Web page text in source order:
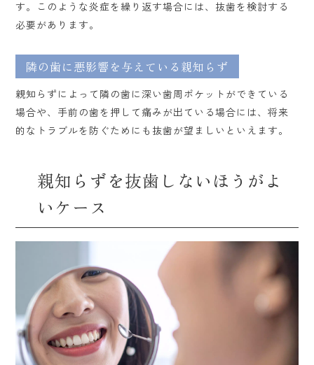
す。このような炎症を繰り返す場合には、抜歯を検討する
必要があります。
隣の歯に悪影響を与えている親知らず
親知らずによって隣の歯に深い歯周ポケットができている
場合や、手前の歯を押して痛みが出ている場合には、将来
的なトラブルを防ぐためにも抜歯が望ましいといえます。
親知らずを抜歯しないほうがよ
いケース